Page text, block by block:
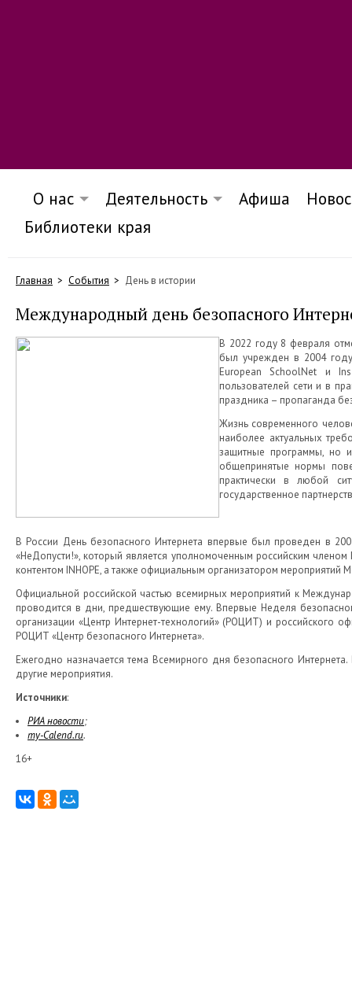
О нас Деятельность Афиша
Библиотеки края
Главная События День в истории
Международный день безопасного
В 2022 году 8 февраля
был учрежден в 2004
European SchoolNet и
пользователей сети и в
праздника – пропаганда
Жизнь современного
наиболее актуальных
защитные программы, но и
общепринятые нормы
практически в любой
государственное
В России День безопасного Интернета впервые был проведен в
«НеДопусти!», который является уполномоченным российским
контентом INHOPE, а также официальным организатором
Официальной российской частью всемирных мероприятий к
проводится в дни, предшествующие ему. Впервые Неделя
организации «Центр Интернет-технологий» (РОЦИТ) и российского
РОЦИТ «Центр безопасного Интернета».
Ежегодно назначается тема Всемирного дня безопасного
другие мероприятия.
Источники:
РИА новости;
my-Calend.ru.
16+